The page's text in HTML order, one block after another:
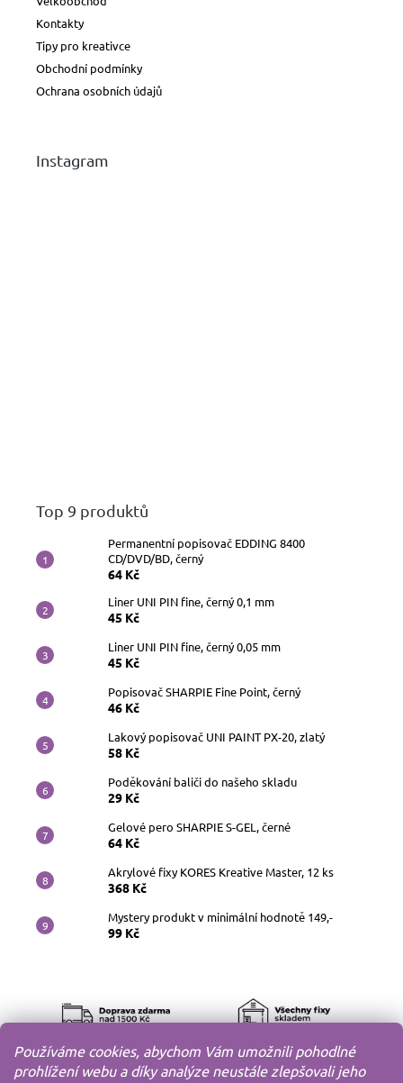
Používáme cookies, abychom Vám umožnili pohodlné
prohlížení webu a díky analýze neustále zlepšovali jeho
Kontakty
Tipy pro kreativce
Obchodní podmínky
Ochrana osobních údajů
Instagram
Top 9 produktů
Permanentní popisovač EDDING 8400
CD/DVD/BD, černý
64 Kč
Liner UNI PIN fine, černý 0,1 mm
45 Kč
Liner UNI PIN fine, černý 0,05 mm
45 Kč
Popisovač SHARPIE Fine Point, černý
46 Kč
Lakový popisovač UNI PAINT PX-20, zlatý
58 Kč
Poděkování baliči do našeho skladu
29 Kč
Gelové pero SHARPIE S-GEL, černé
64 Kč
Akrylové fixy KORES Kreative Master, 12 ks
368 Kč
Mystery produkt v minimální hodnotě 149,-
99 Kč